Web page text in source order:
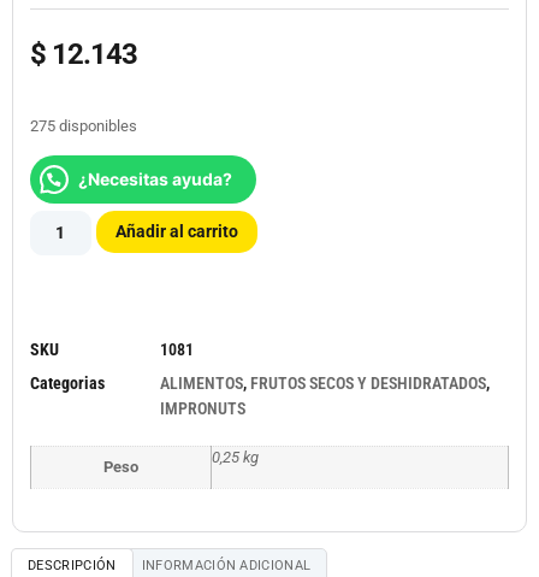
$ 12.143
275 disponibles
¿Necesitas ayuda?
Añadir al carrito
SKU
1081
Categorias
ALIMENTOS, FRUTOS SECOS Y DESHIDRATADOS,
IMPRONUTS
Peso
0,25 kg
DESCRIPCIÓN INFORMACIÓN ADICIONAL